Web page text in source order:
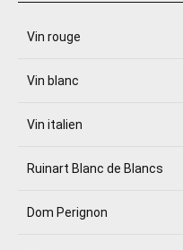
Vin rouge
Vin blanc
Vin italien
Ruinart Blanc de Blancs
Dom Perignon